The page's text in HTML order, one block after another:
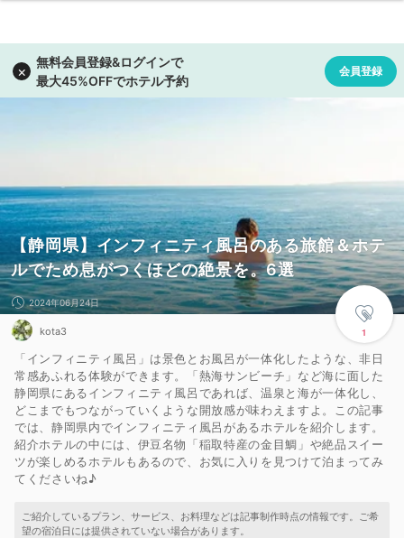
【静岡県】インフィニティ風呂のある旅館＆ホテ
ルでため息がつくほどの絶景を。6選
1
2024年06月24日
kota3
「インフィニティ風呂」は景色とお風呂が一体化したような、非日
常感あふれる体験ができます。「熱海サンビーチ」など海に面した
静岡県にあるインフィニティ風呂であれば、温泉と海が一体化し、
どこまでもつながっていくような開放感が味わえますよ。この記事
では、静岡県内でインフィニティ風呂があるホテルを紹介します。
紹介ホテルの中には、伊豆名物「稲取特産の金目鯛」や絶品スイー
ツが楽しめるホテルもあるので、お気に入りを見つけて泊まってみ
てくださいね♪